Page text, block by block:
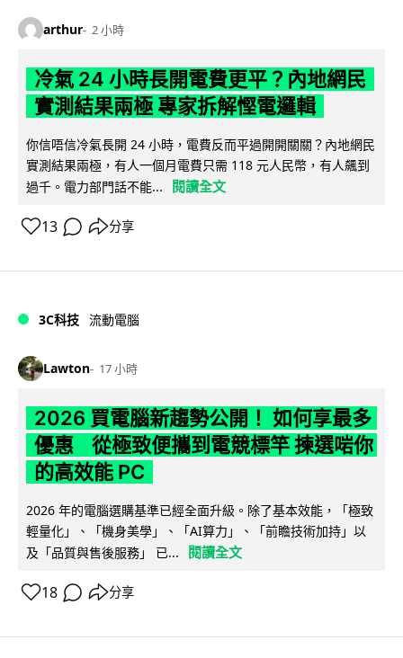
arthur 2 小時
冷氣 24 小時長開電費更平？內地網民
實測結果兩極 專家拆解慳電邏輯
你信唔信冷氣長開 24 小時，電費反而平過開開關關？內地網民
實測結果兩極，有人一個月電費只需 118 元人民幣，有人飆到
過千。電力部門話不能...
閱讀全文
13 分享
3C科技 流動電腦
Lawton 17 小時
2026 買電腦新趨勢公開！ 如何享最多
優惠 從極致便攜到電競標竿 揀選啱你
的高效能 PC
2026 年的電腦選購基準已經全面升級。除了基本效能，「極致
輕量化」、「機身美學」、「AI算力」、「前瞻技術加持」以
及「品質與售後服務」 已...
閱讀全文
18 分享